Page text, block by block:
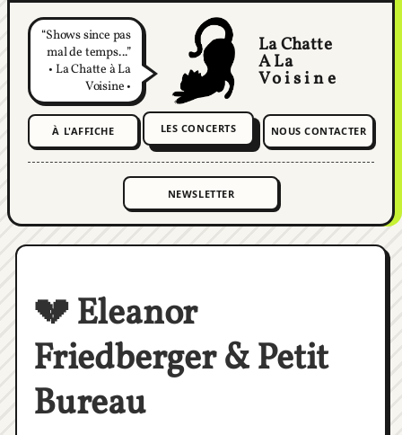
Shows since pas
mal de temps...
• La Chatte à La
Voisine •
La Chatte
A La
Voisine
À L'AFFICHE LES CONCERTS NOUS CONTACTER
💔 Eleanor
Friedberger & Petit
Bureau